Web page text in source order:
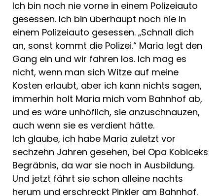
Ich bin noch nie vorne in einem Polizeiauto
gesessen. Ich bin überhaupt noch nie in
einem Polizeiauto gesessen. „Schnall dich
an, sonst kommt die Polizei.“ Maria legt den
Gang ein und wir fahren los. Ich mag es
nicht, wenn man sich Witze auf meine
Kosten erlaubt, aber ich kann nichts sagen,
immerhin holt Maria mich vom Bahnhof ab,
und es wäre unhöflich, sie anzuschnauzen,
auch wenn sie es verdient hätte.
Ich glaube, ich habe Maria zuletzt vor
sechzehn Jahren gesehen, bei Opa Kobiceks
Begräbnis, da war sie noch in Ausbildung.
Und jetzt fährt sie schon alleine nachts
herum und erschreckt Pinkler am Bahnhof.